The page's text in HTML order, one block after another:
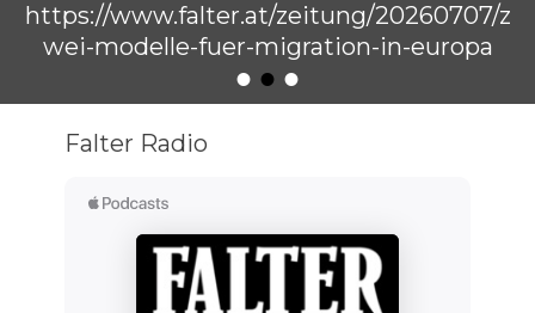
•••
https://www.falter.at/zeitung/20260707/z
wei-modelle-fuer-migration-in-europa
Raimund Löw
Falter Radio